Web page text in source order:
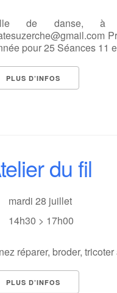
de danse, à
pour 25 Séances 11
PLUS D’INFOS
du fil
mardi 28 juillet
14h30 > 17h00
réparer, broder,
PLUS D’INFOS